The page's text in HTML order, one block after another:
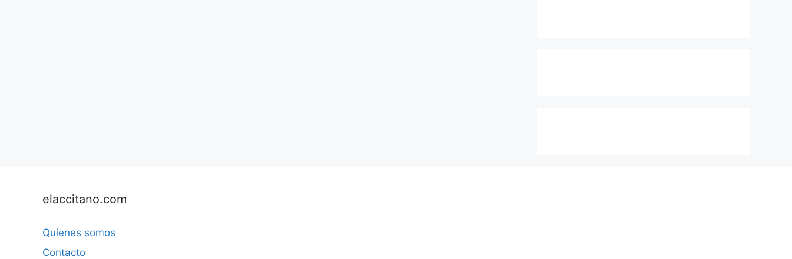
elaccitano.com
Quienes somos
Contacto